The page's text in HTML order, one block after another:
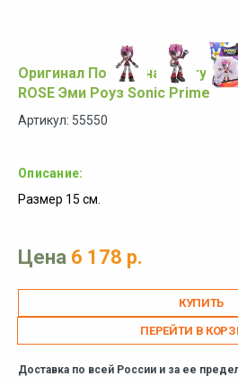
Оригинал Подвижная фигурка
ROSE Эми Роуз Sonic Prime
Артикул: 55550
Описание:
Размер 15 см.
Цена 6 178 р.
ПЕРЕЙТИ В
Доставка по всей России и за ее